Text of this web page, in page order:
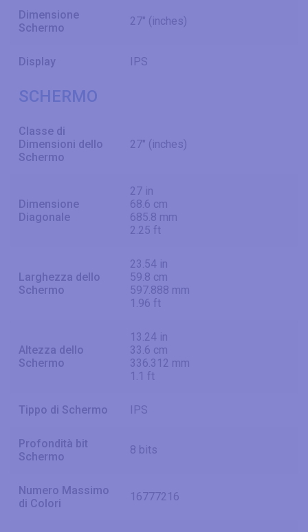
Dimensione
Schermo
27" (inches)
Display IPS
SCHERMO
Classe di
Dimensioni dello
Schermo
27" (inches)
Dimensione
Diagonale
27 in
68.6 cm
685.8 mm
2.25 ft
Larghezza dello
Schermo
23.54 in
59.8 cm
597.888 mm
1.96 ft
Altezza dello
Schermo
13.24 in
33.6 cm
336.312 mm
1.1 ft
Tippo di Schermo IPS
Profondità bit
Schermo
8 bits
Numero Massimo
di Colori
16777216